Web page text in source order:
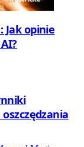
Jak opinie